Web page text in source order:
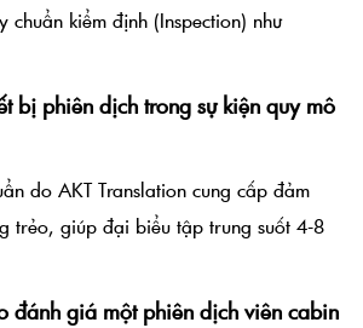
chuẩn kiểm định (Inspection) như
bị phiên dịch trong sự kiện quy mô
do AKT Translation cung cấp đảm
trẻo, giúp đại biểu tập trung suốt 4-8
đánh giá một phiên dịch viên cabin